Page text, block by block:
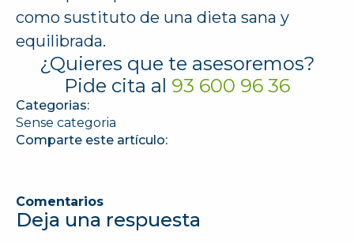
como sustituto de una dieta sana y
equilibrada.
¿Quieres que te asesoremos?
Pide cita al 93 600 96 36
Categorias:
Sense categoria
Comparte este artículo:
Comentarios
Deja una respuesta